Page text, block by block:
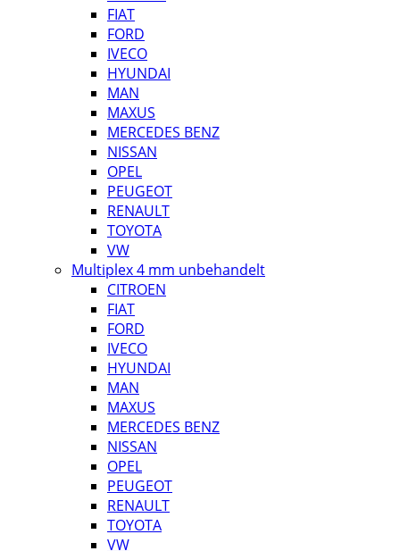
FIAT
FORD
IVECO
HYUNDAI
MAN
MAXUS
MERCEDES BENZ
NISSAN
OPEL
PEUGEOT
RENAULT
TOYOTA
VW
Multiplex 4 mm unbehandelt
CITROEN
FIAT
FORD
IVECO
HYUNDAI
MAN
MAXUS
MERCEDES BENZ
NISSAN
OPEL
PEUGEOT
RENAULT
TOYOTA
VW